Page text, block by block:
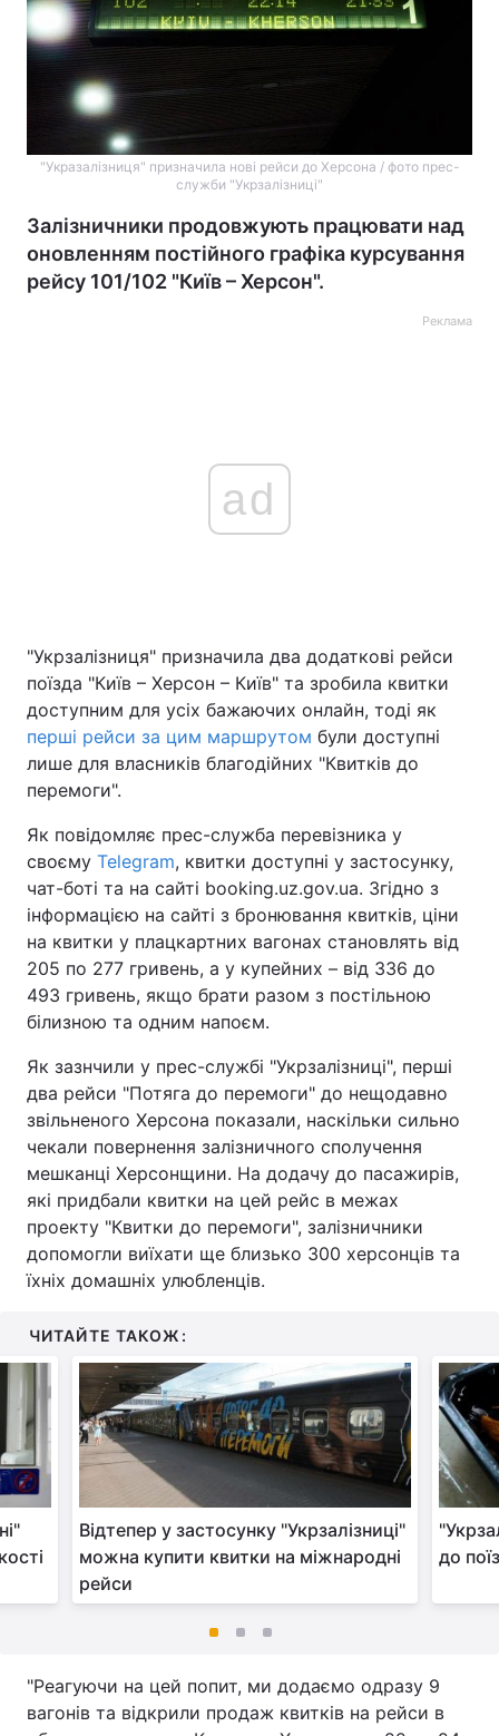
"Укразалізниця" призначила нові рейси до Херсона / фото прес-
служби "Укрзалізниці"
Залізничники продовжують працювати над
оновленням постійного графіка курсування
рейсу 101/102 "Київ – Херсон".
Реклама
ad
"Укрзалізниця" призначила два додаткові рейси
поїзда "Київ – Херсон – Київ" та зробила квитки
доступним для усіх бажаючих онлайн, тоді як
перші рейси за цим маршрутом були доступні
лише для власників благодійних "Квитків до
перемоги".
Як повідомляє прес-служба перевізника у
своєму Telegram, квитки доступні у застосунку,
чат-боті та на сайті booking.uz.gov.ua. Згідно з
інформацією на сайті з бронювання квитків, ціни
на квитки у плацкартних вагонах становлять від
205 по 277 гривень, а у купейних – від 336 до
493 гривень, якщо брати разом з постільною
білизною та одним напоєм.
Як зазнчили у прес-службі "Укрзалізниці", перші
два рейси "Потяга до перемоги" до нещодавно
звільненого Херсона показали, наскільки сильно
чекали повернення залізничного сполучення
мешканці Херсонщини. На додачу до пасажирів,
які придбали квитки на цей рейс в межах
проекту "Квитки до перемоги", залізничники
допомогли виїхати ще близько 300 херсонців та
їхніх домашніх улюбленців.
ЧИТАЙТЕ ТАКОЖ:
Відтепер у застосунку "Укрзалізниці"
можна купити квитки на міжнародні
рейси
до
"Реагуючи на цей попит, ми додаємо одразу 9
вагонів та відкрили продаж квитків на рейси в